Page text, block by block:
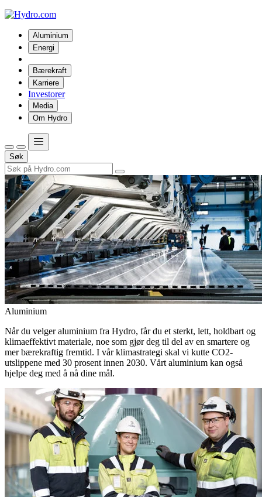
Aluminium
Energi
Bærekraft
Karriere
Investorer
Media
Om Hydro
Søk
Aluminium
Når du velger aluminium fra Hydro, får du et sterkt, lett, holdbart og
klimaeffektivt materiale, noe som gjør deg til del av en smartere og
mer bærekraftig fremtid. I vår klimastrategi skal vi kutte CO2-
utslippene med 30 prosent innen 2030. Vårt aluminium kan også
hjelpe deg med å nå dine mål.